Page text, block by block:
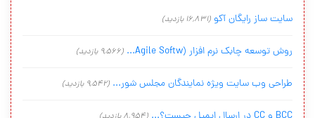
سایت ساز رایگان آکو (16,831 بازدید)
روش توسعه چابک نرم افزار (Agile Softw... (9,566 بازدید)
طراحی وب سایت ویژه نمایندگان مجلس شور... (9,542 بازدید)